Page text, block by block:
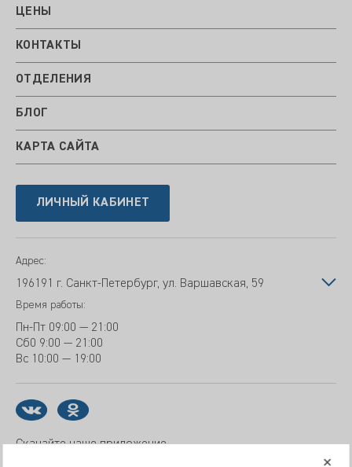
ЦЕНЫ
КОНТАКТЫ
ОТДЕЛЕНИЯ
БЛОГ
КАРТА САЙТА
ЛИЧНЫЙ КАБИНЕТ
Адрес:
196191 г. Санкт-Петербург, ул. Варшавская, 59
Время работы:
Пн-Пт 09:00 — 21:00
Сб0 9:00 — 21:00
Вс 10:00 — 19:00
Скачайте наше приложение